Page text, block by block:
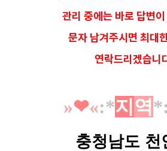
관리 중에는 바로 답변
문자 남겨주시면 최대
연락드리겠습니
»❤︎«:*지역 *:
충청남도 천